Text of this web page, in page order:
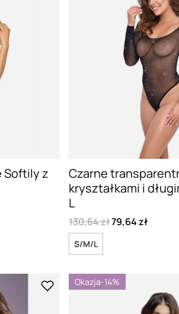
Softily z
Czarne
kryształkami i
L
130,64 zł79,64 zł
S/M/L
Okazja-14%